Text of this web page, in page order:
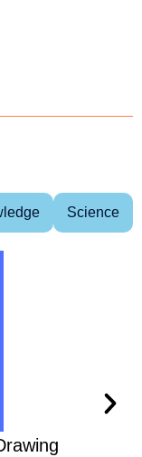
Science